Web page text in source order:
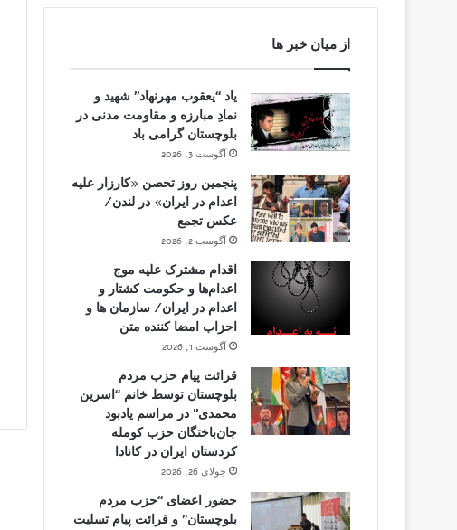
از میان خبر ها
یاد “یعقوب مهرنهاد” شهید و
نمادِ مبارزه و مقاومت مدنی در
بلوچستان گرامی باد
آگوست 3, 2026
پنجمین روز تحصن «کارزار علیه
اعدام در ایران» در لندن/
عکس تجمع
آگوست 2, 2026
اقدام مشترک علیه موج
اعدام‌ها و حکومت کشتار و
اعدام در ایران/ سازمان ها و
احزاب امضا کننده متن
آگوست 1, 2026
قرائت پیام حزب مردم
بلوچستان توسط خانم “اسرین
محمدی” در مراسم یادبود
جان‌باختگان حزب کومله
کردستان ایران در کانادا
جولای 26, 2026
حضور اعضای “حزب مردم
بلوچستان” و قرائت پیام تسلیت